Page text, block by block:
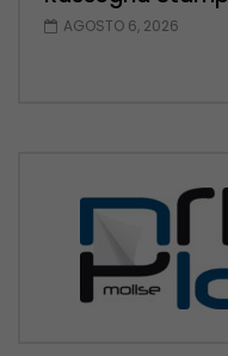
AGOSTO 6, 2026
AGOSTO 5, 2026